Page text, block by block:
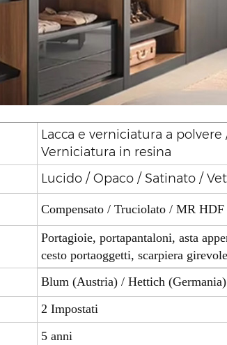
Lacca e verniciatura a
Verniciatura in resina
Lucido / Opaco / Satinato /
Compensato / Truciolato / MR
Portagioie, portapantaloni, asta
cesto portaoggetti, scarpiera
Blum (Austria) / Hettich
2 Impostati
5 anni